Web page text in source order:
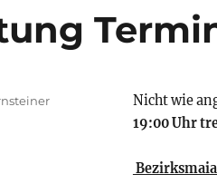
Nicht wie
19:00 Uhr